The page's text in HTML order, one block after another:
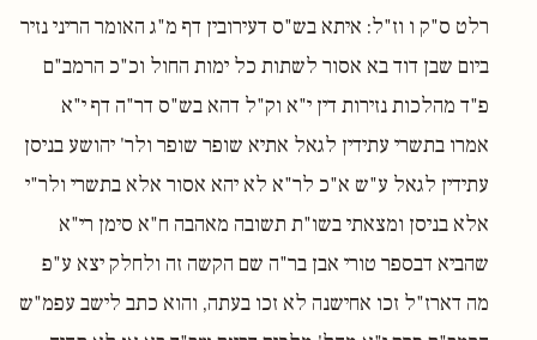
רלט ס"ק ו וז"ל: איתא בש"ס דעירובין דף מ"ג האומר הריני נזיר
ביום שבן דוד בא אסור לשתות כל ימות החול וכ"כ הרמב"ם
פ"ד מהלכות נזירות דין י"א וק"ל דהא בש"ס דר"ה דף י"א
אמרו בתשרי עתידין לגאל אתיא שופר שופר ולר' יהושע בניסן
עתידין לגאל ע"ש א"כ לר"א לא יהא אסור אלא בתשרי ולר"י
אלא בניסן ומצאתי בשו"ת תשובה מאהבה ח"א סימן רי"א
שהביא דבספר טורי אבן בר"ה שם הקשה זה ולחלק יצא ע"פ
מה דארז"ל זכו אחישנה לא זכו בעתה, והוא כתב לישב עפמ"ש